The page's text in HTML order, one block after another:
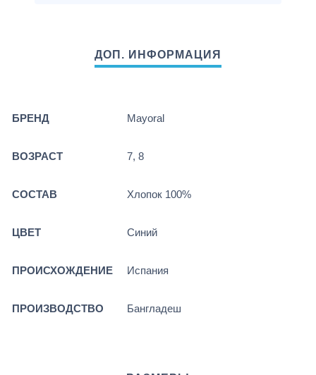
БРЕНД Mayoral
ВОЗРАСТ 7, 8
СОСТАВ Хлопок 100%
ЦВЕТ Синий
ПРОИСХОЖДЕНИЕ Испания
ПРОИЗВОДСТВО Бангладеш